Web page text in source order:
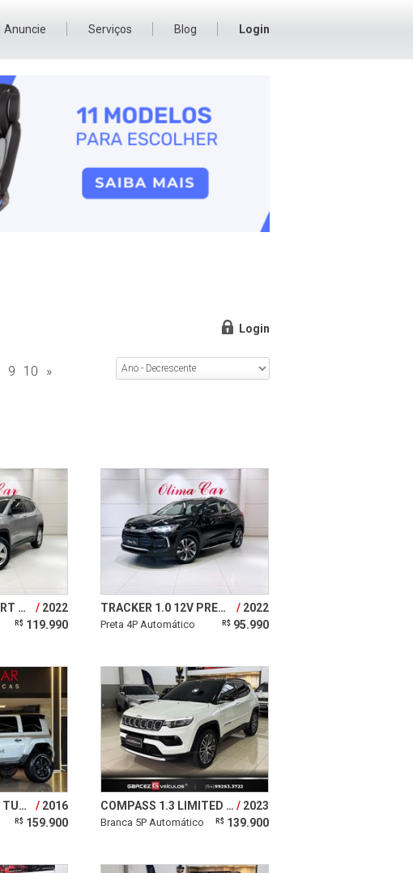
Anuncie Serviços Blog Login
Login
9 10 »
COMPASS 1.3 SPORT T270 16V TURBO 2022
R$ 119.990
TRACKER 1.0 12V PREMIER TURBO 2022
Preta 4P Automático R$ 95.990
T4 3.2 TDI 4X4 20V TURBO INTERCOOLER 2016
R$ 159.900
COMPASS 1.3 LIMITED T270 16V TURBO 2023
Branca 5P Automático R$ 139.900